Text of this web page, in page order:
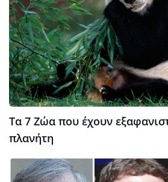
Τα 7 Ζώα που έχουν
πλανήτη